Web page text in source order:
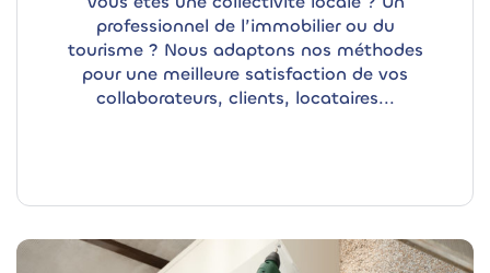
professionnel de l’immobilier ou du
tourisme ? Nous adaptons nos méthodes
pour une meilleure satisfaction de vos
collaborateurs, clients, locataires...